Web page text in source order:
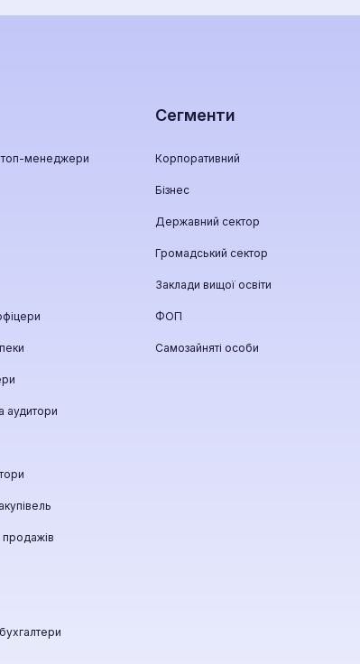
топ-менеджери
аудитори
продажів
Сегменти
Корпоративний
Бізнес
Державний сектор
Громадський сектор
Заклади вищої освіти
ФОП
Самозайняті особи